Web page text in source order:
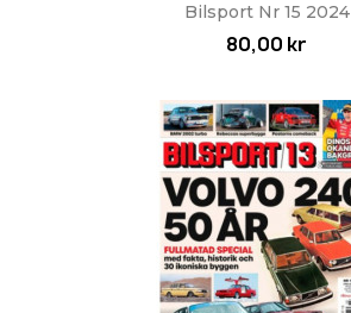
Bilsport Nr 15 2024
80,00 kr